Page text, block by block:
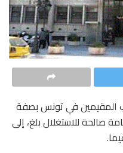
المقيمين في تونس بصفة
صالحة للاستغلال بلغ، إلى